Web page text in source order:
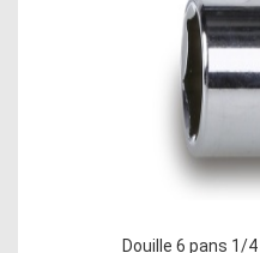
Douille 6 pans 1/